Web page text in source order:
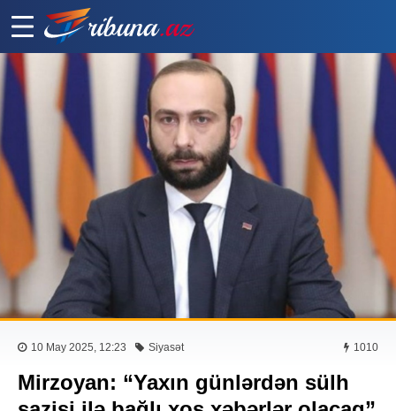
10 May 2025, 12:23 Siyasət 1010
Mirzoyan: “Yaxın günlərdən sülh